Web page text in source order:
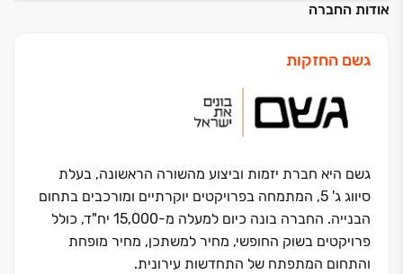
אודות החברה
גשם החזקות
גשם היא חברת יזמות וביצוע מהשורה הראשונה, בעלת
סיווג ג' 5, המתמחה בפרויקטים יוקרתיים ומורכבים בתחום
הבנייה. החברה בונה כיום למעלה מ-15,000 יח"ד, כולל
פרויקטים בשוק החופשי, מחיר למשתכן, מחיר מופחת
והתחום המתפתח של התחדשות עירונית.